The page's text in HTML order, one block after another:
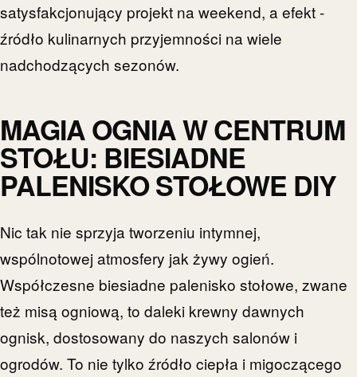
satysfakcjonujący projekt na weekend, a efekt -
źródło kulinarnych przyjemności na wiele
nadchodzących sezonów.
MAGIA OGNIA W CENTRUM
STOŁU: BIESIADNE
PALENISKO STOŁOWE DIY
Nic tak nie sprzyja tworzeniu intymnej,
wspólnotowej atmosfery jak żywy ogień.
Współczesne biesiadne palenisko stołowe, zwane
też misą ogniową, to daleki krewny dawnych
ognisk, dostosowany do naszych salonów i
ogrodów. To nie tylko źródło ciepła i migoczącego